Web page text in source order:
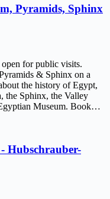
Pyramids, Sphinx
for public visits.
& Sphinx on a
the history of Egypt,
the Sphinx, the Valley
Museum. Book…
Hubschrauber-